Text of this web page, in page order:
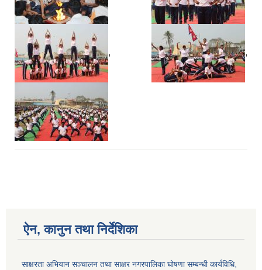
, ,
ऐन, कानुन तथा निर्देशिका
साक्षरता अभियान सञ्चालन तथा साक्षर नगरपालिका घोषणा सम्बन्धी कार्यविधि,